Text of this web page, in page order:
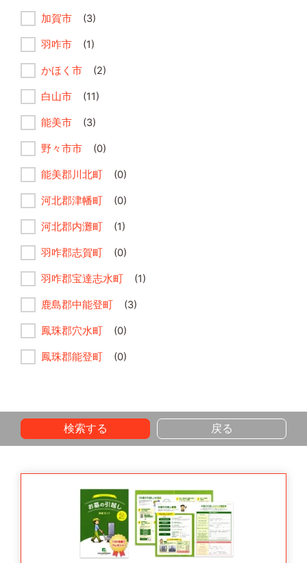
加賀市 (3)
羽咋市 (1)
かほく市 (2)
白山市 (11)
能美市 (3)
野々市市 (0)
能美郡川北町 (0)
河北郡津幡町 (0)
河北郡内灘町 (1)
羽咋郡志賀町 (0)
羽咋郡宝達志水町 (1)
鹿島郡中能登町 (3)
鳳珠郡穴水町 (0)
鳳珠郡能登町 (0)
検索する 戻る